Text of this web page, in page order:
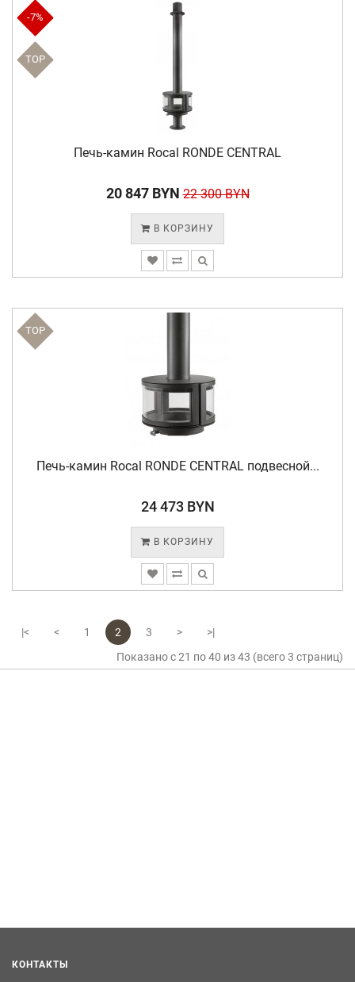
-7%
TOP
Печь-камин Rocal RONDE CENTRAL
20 847 BYN 22 300 BYN
В КОРЗИНУ
TOP
Печь-камин Rocal RONDE CENTRAL подвесной...
24 473 BYN
В КОРЗИНУ
|< < 1 2 3 >
>|
Показано с 21 по 40 из 43 (всего 3 страниц)
КОНТАКТЫ